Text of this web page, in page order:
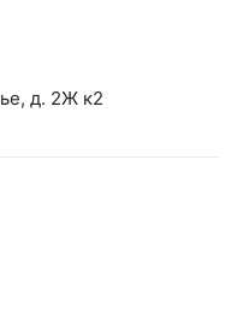
д. 2Ж к2